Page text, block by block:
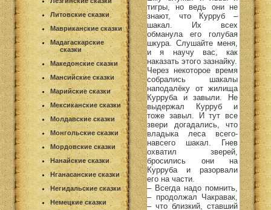
Литовские сказки
Мавриканские сказки
Мадагаскарские
сказки
Македонские сказки
Мансийские сказки
Марийские сказки
Мексиканские сказки
Молдавские сказки
Монгольские сказки
Мордовские сказки
Нанайские сказки
Нганасанские сказки
Негидальские сказки
Немецкие сказки
тигры, но ведь они не
знают, что Курруб –
шакал. Их всех
обманула его голубая
шкура. Слушайте меня,
и я научу вас, как
наказать этого зазнайку.
Через некоторое время
собрались шакалы
наподалёку от жилища
Курруба и завыли. Не
выдержал Курруб и
тоже завыл. И тут все
звери догадались, что
владыка леса всего-
навсего шакал. Гнев
охватил зверей,
бросились они на
Курруба и разорвали
его на части.
– Всегда надо помнить,
– продолжал Чакравак,
– что близкий, ставший